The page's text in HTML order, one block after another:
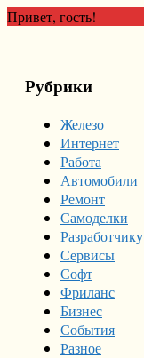
Привет, гость!
Рубрики
Железо
Интернет
Работа
Автомобили
Ремонт
Самоделки
Разработчику
Сервисы
Софт
Фриланс
Бизнес
События
Разное